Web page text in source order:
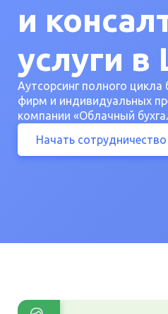
и
услуги
Аутсорсинг полного цикла
фирм и индивидуальных
компании «Облачный
Начать сотрудничество